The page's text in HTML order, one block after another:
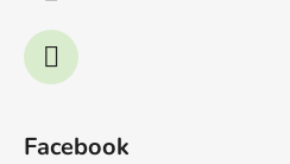
Facebook